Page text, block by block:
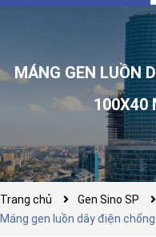
MÁNG GEN LUỒN
100X40
Trang chủ
Gen Sino SP
Máng gen luồn dây điện